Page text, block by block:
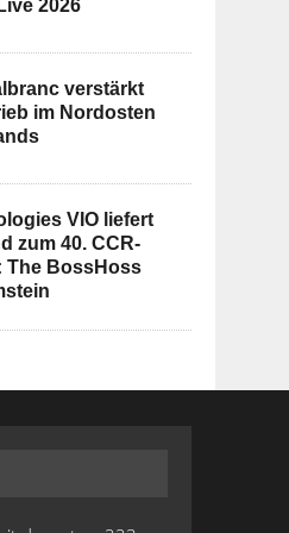
2026
verstärkt
im Nordosten
VIO liefert
zum 40. CCR-
The BossHoss